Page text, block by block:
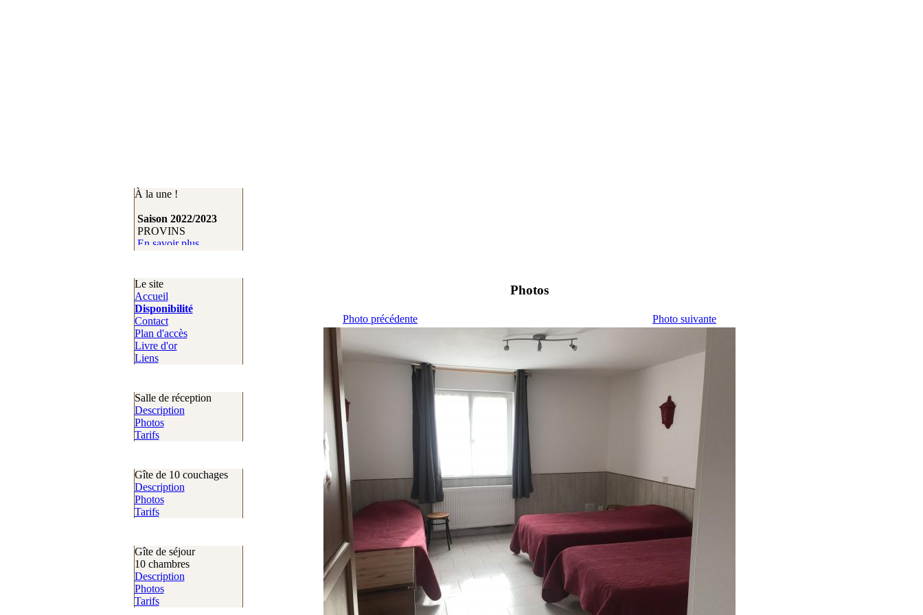
À la une !
Saison 2022/2023
PROVINS
En savoir plus
Le site
Accueil
Disponibilité
Contact
Plan d'accès
Livre d'or
Liens
Salle de réception
Description
Photos
Tarifs
Gîte de 10 couchages
Description
Photos
Tarifs
Gîte de séjour
10 chambres
Description
Photos
Tarifs
Photos
Photo précédente Photo suivante